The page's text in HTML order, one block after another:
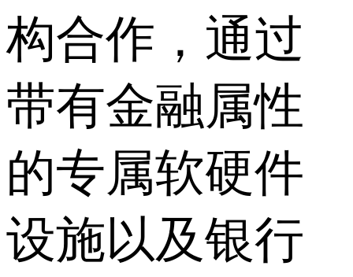
构合作，通过
带有金融属性
的专属软硬件
设施以及银行